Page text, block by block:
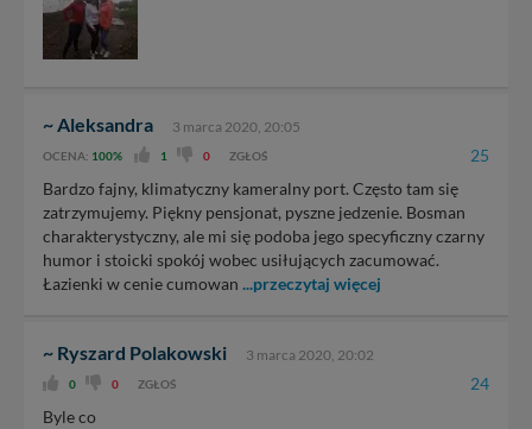
~ Aleksandra 3 marca 2020, 20:05
OCENA: 100% 1 0 ZGŁOŚ 25
Bardzo fajny, klimatyczny kameralny port. Często tam się
zatrzymujemy. Piękny pensjonat, pyszne jedzenie. Bosman
charakterystyczny, ale mi się podoba jego specyficzny czarny
humor i stoicki spokój wobec usiłujących zacumować.
Łazienki w cenie cumowan ...przeczytaj więcej
~ Ryszard Polakowski 3 marca 2020, 20:02
0 0 ZGŁOŚ 24
Byle co